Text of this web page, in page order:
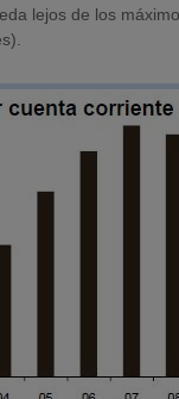
lejos de los